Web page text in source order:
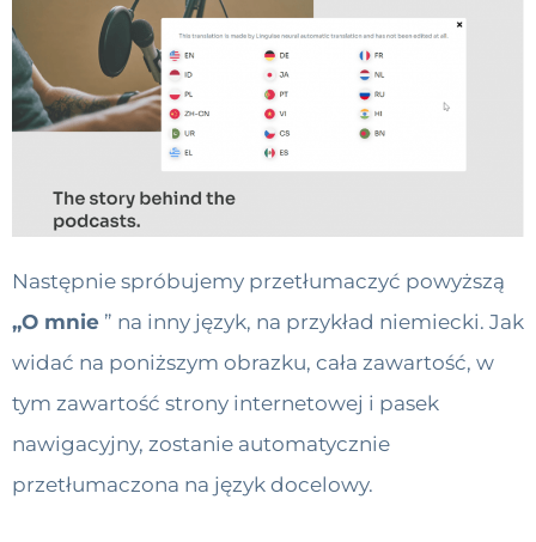
Następnie spróbujemy przetłumaczyć powyższą
„O mnie ” na inny język, na przykład niemiecki. Jak
widać na poniższym obrazku, cała zawartość, w
tym zawartość strony internetowej i pasek
nawigacyjny, zostanie automatycznie
przetłumaczona na język docelowy.